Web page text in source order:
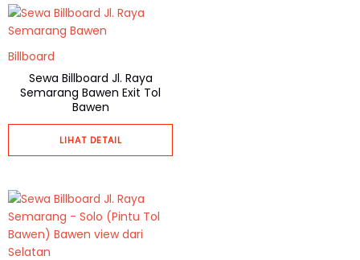
Billboard
Sewa Billboard Jl. Raya
Semarang Bawen Exit Tol
Bawen
LIHAT DETAIL